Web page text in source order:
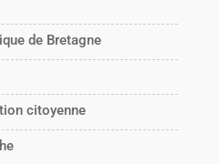
de Bretagne
citoyenne